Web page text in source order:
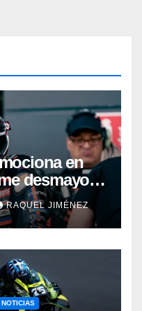
en
desmayo,
muchísimo”
RAQUEL JIMÉNEZ
NOTICIAS